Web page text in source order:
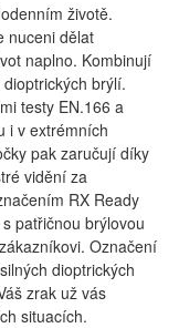
životě.
nuceni dělat
naplno. Kombinují
brýlí.
testy EN.166 a
i v extrémních
pak zaručují díky
vidění za
RX Ready
patřičnou brýlovou
Označení
dioptrických
zrak už vás
situacích.